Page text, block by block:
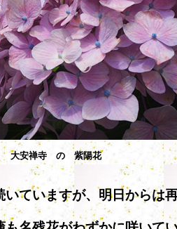
大安禅寺 の 紫陽花
ていますが、明日からは